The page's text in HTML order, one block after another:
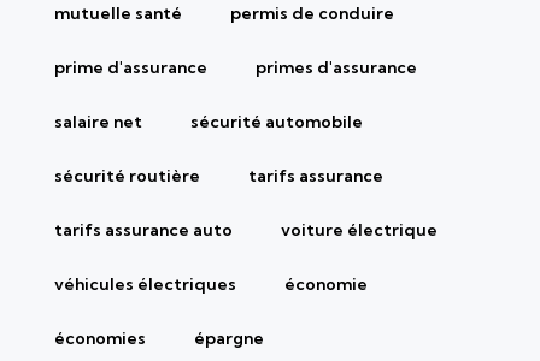
mutuelle santé permis de conduire
prime d'assurance primes d'assurance
salaire net sécurité automobile
sécurité routière tarifs assurance
tarifs assurance auto voiture électrique
véhicules électriques économie
économies épargne